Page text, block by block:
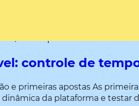
controle de
e primeiras apostas As
da plataforma e testar